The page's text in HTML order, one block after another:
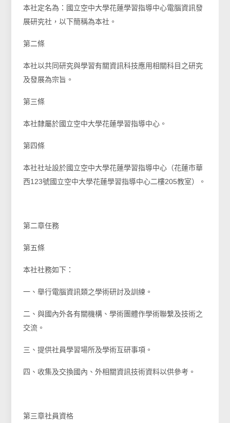
本社定名為：國立空中大學花蓮學習指導中心電腦資訊發
展研究社，以下簡稱為本社。
第二條
本社以共同研究與學習有關資訊科技應用相關科目之研究
及發展為宗旨。
第三條
本社隸屬於國立空中大學花蓮學習指導中心。
第四條
本社社址設於國立空中大學花蓮學習指導中心（花蓮市華
西123號國立空中大學花蓮學習指導中心二樓205教室）。
第二章任務
第五條
本社社務如下：
一、舉行電腦資訊類之學術研討及訓練。
二、與國內外各有關機構、學術團體作學術聯繫及技術之
交流。
三、提供社員學習場所及學術互研事項。
四、收集及交換國內、外相關資訊技術資料以供參考。
第三章社員資格